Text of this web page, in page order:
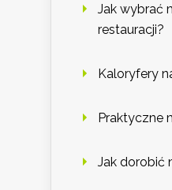
Jak wybrać
restauracji?
Kaloryfery
Praktyczne
Jak dorobić